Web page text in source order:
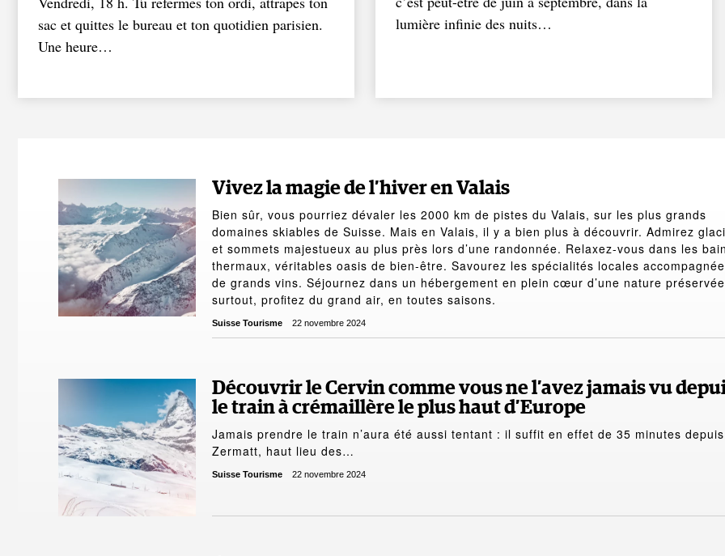
sac et quittes le bureau et ton quotidien parisien.
Une heure…
lumière infinie des nuits…
Vivez la magie de l’hiver en Valais
Bien sûr, vous pourriez dévaler les 2000 km de pistes du Valais, sur les plus grands
domaines skiables de Suisse. Mais en Valais, il y a bien plus à découvrir. Admirez
et sommets majestueux au plus près lors d’une randonnée. Relaxez-vous dans les
thermaux, véritables oasis de bien-être. Savourez les spécialités locales
de grands vins. Séjournez dans un hébergement en plein cœur d’une nature
surtout, proﬁtez du grand air, en toutes saisons.
Suisse Tourisme 22 novembre 2024
Découvrir le Cervin comme vous ne l’avez jamais vu
le train à crémaillère le plus haut d’Europe
Jamais prendre le train n’aura été aussi tentant : il suffit en effet de 35 minutes depuis
Zermatt, haut lieu des…
Suisse Tourisme 22 novembre 2024